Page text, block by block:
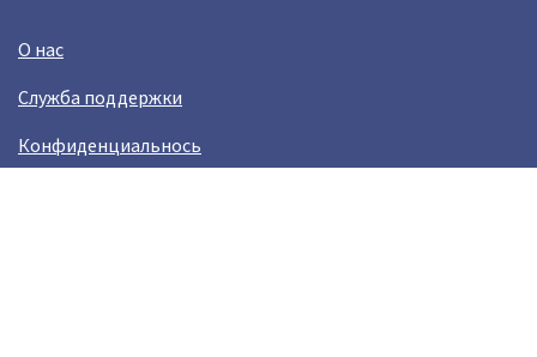
О нас
Служба поддержки
Конфиденциальнось